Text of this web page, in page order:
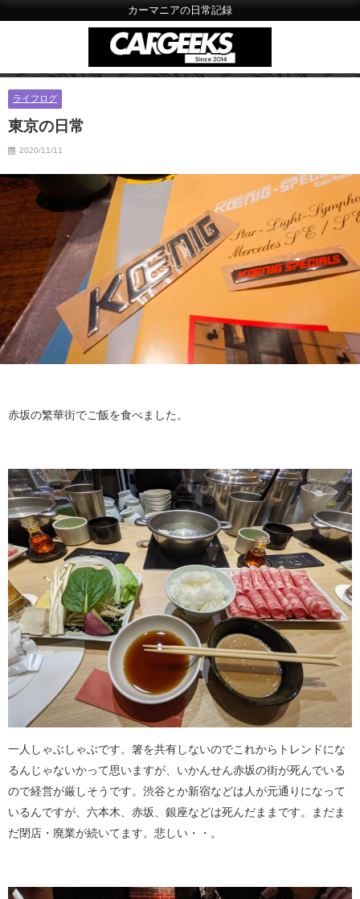
カーマニアの日常記録
ライフログ
東京の日常
2020/11/11
赤坂の繁華街でご飯を食べました。
一人しゃぶしゃぶです。箸を共有しないのでこれからトレンドにな
るんじゃないかって思いますが、いかんせん赤坂の街が死んでいる
ので経営が厳しそうです。渋谷とか新宿などは人が元通りになって
いるんですが、六本木、赤坂、銀座などは死んだままです。まだま
だ閉店・廃業が続いてます。悲しい・・。